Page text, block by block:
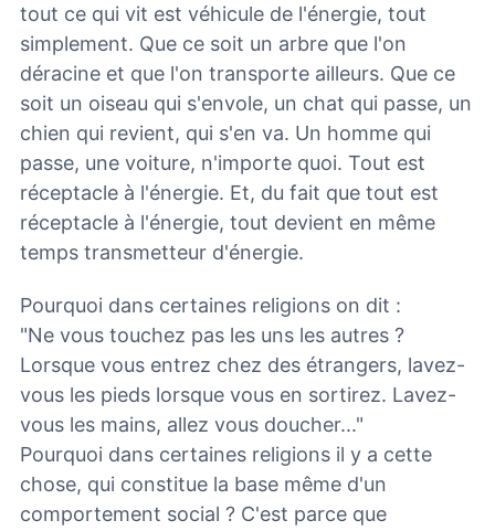
tout ce qui vit est véhicule de l'énergie, tout
simplement. Que ce soit un arbre que l'on
déracine et que l'on transporte ailleurs. Que ce
soit un oiseau qui s'envole, un chat qui passe, un
chien qui revient, qui s'en va. Un homme qui
passe, une voiture, n'importe quoi. Tout est
réceptacle à l'énergie. Et, du fait que tout est
réceptacle à l'énergie, tout devient en même
temps transmetteur d'énergie.
Pourquoi dans certaines religions on dit :
"Ne vous touchez pas les uns les autres ?
Lorsque vous entrez chez des étrangers, lavez-
vous les pieds lorsque vous en sortirez. Lavez-
vous les mains, allez vous doucher..."
Pourquoi dans certaines religions il y a cette
chose, qui constitue la base même d'un
comportement social ? C'est parce que